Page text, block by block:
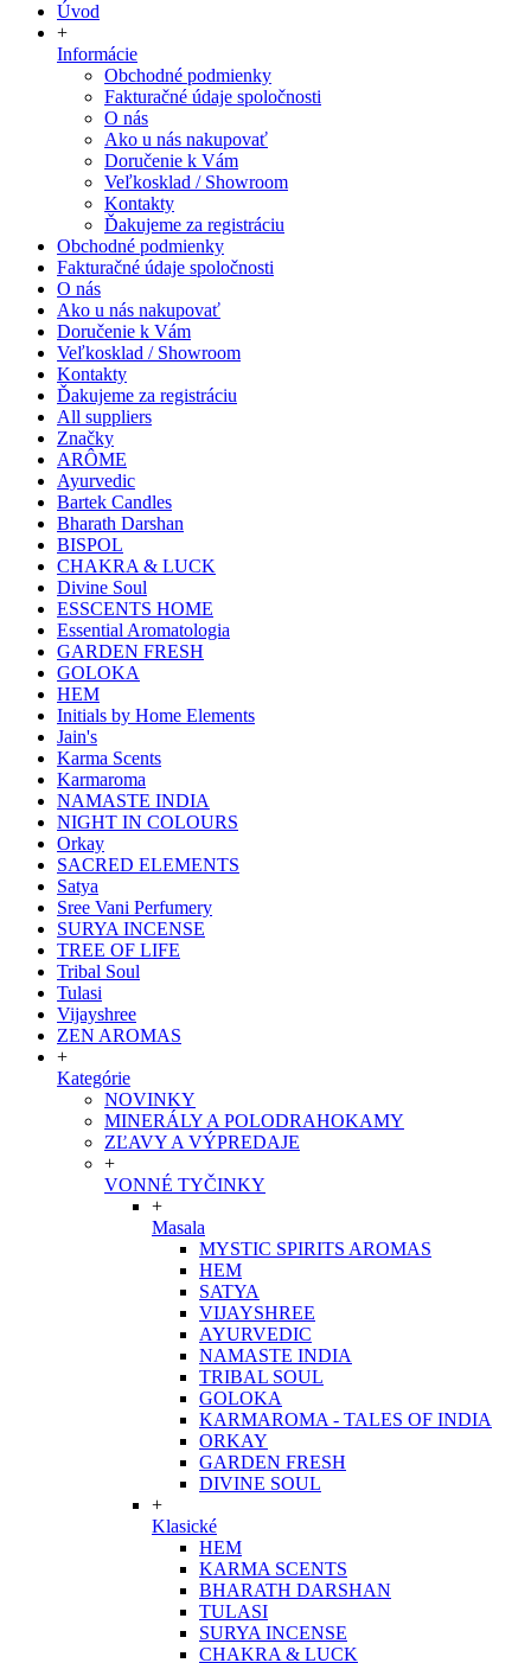
Úvod
+
Informácie
Obchodné podmienky
Fakturačné údaje spoločnosti
O nás
Ako u nás nakupovať
Doručenie k Vám
Veľkosklad / Showroom
Kontakty
Ďakujeme za registráciu
Obchodné podmienky
Fakturačné údaje spoločnosti
O nás
Ako u nás nakupovať
Doručenie k Vám
Veľkosklad / Showroom
Kontakty
Ďakujeme za registráciu
All suppliers
Značky
ARÔME
Ayurvedic
Bartek Candles
Bharath Darshan
BISPOL
CHAKRA & LUCK
Divine Soul
ESSCENTS HOME
Essential Aromatologia
GARDEN FRESH
GOLOKA
HEM
Initials by Home Elements
Jain's
Karma Scents
Karmaroma
NAMASTE INDIA
NIGHT IN COLOURS
Orkay
SACRED ELEMENTS
Satya
Sree Vani Perfumery
SURYA INCENSE
TREE OF LIFE
Tribal Soul
Tulasi
Vijayshree
ZEN AROMAS
+
Kategórie
NOVINKY
MINERÁLY A POLODRAHOKAMY
ZĽAVY A VÝPREDAJE
+
VONNÉ TYČINKY
+
Masala
MYSTIC SPIRITS AROMAS
HEM
SATYA
VIJAYSHREE
AYURVEDIC
NAMASTE INDIA
TRIBAL SOUL
GOLOKA
KARMAROMA - TALES OF INDIA
ORKAY
GARDEN FRESH
DIVINE SOUL
+
Klasické
HEM
KARMA SCENTS
BHARATH DARSHAN
TULASI
SURYA INCENSE
CHAKRA & LUCK